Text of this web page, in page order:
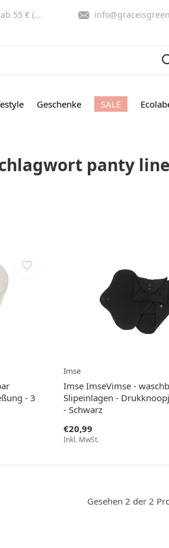
Geschenke SALE
(NL, BE) info@graceisgreen.com
panty
- 3
Imse
Imse ImseVimse -
Slipeinlagen -
- Schwarz
€20,99
Inkl. MwSt.
Gesehen 2 der 2